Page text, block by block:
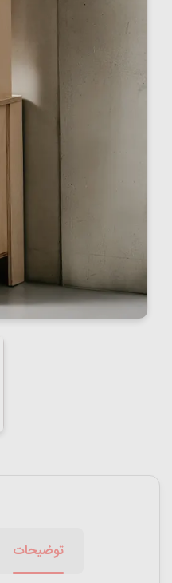
توضیحات